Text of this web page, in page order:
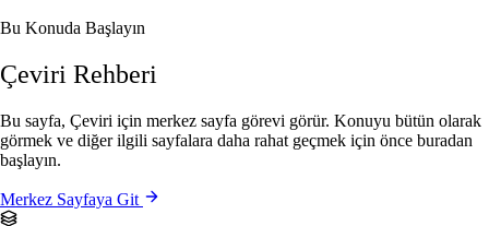
Bu Konuda Başlayın
Çeviri Rehberi
Bu sayfa, Çeviri için merkez sayfa görevi görür. Konuyu bütün olarak
görmek ve diğer ilgili sayfalara daha rahat geçmek için önce buradan
başlayın.
Merkez Sayfaya Git